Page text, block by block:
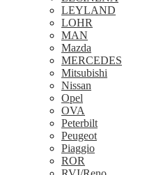
LEYLAND
LOHR
MAN
Mazda
MERCEDES
Mitsubishi
Nissan
Opel
OVA
Peterbilt
Peugeot
Piaggio
ROR